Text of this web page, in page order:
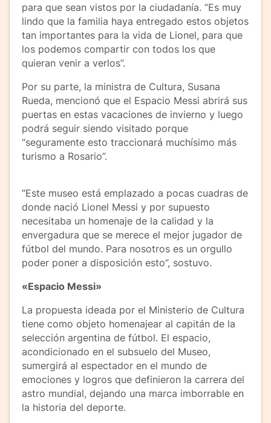
para que sean vistos por la ciudadanía. “Es muy
lindo que la familia haya entregado estos objetos
tan importantes para la vida de Lionel, para que
los podemos compartir con todos los que
quieran venir a verlos”.
Por su parte, la ministra de Cultura, Susana
Rueda, mencionó que el Espacio Messi abrirá sus
puertas en estas vacaciones de invierno y luego
podrá seguir siendo visitado porque
“seguramente esto traccionará muchísimo más
turismo a Rosario”.
“Este museo está emplazado a pocas cuadras de
donde nació Lionel Messi y por supuesto
necesitaba un homenaje de la calidad y la
envergadura que se merece el mejor jugador de
fútbol del mundo. Para nosotros es un orgullo
poder poner a disposición esto”, sostuvo.
«Espacio Messi»
La propuesta ideada por el Ministerio de Cultura
tiene como objeto homenajear al capitán de la
selección argentina de fútbol. El espacio,
acondicionado en el subsuelo del Museo,
sumergirá al espectador en el mundo de
emociones y logros que definieron la carrera del
astro mundial, dejando una marca imborrable en
la historia del deporte.